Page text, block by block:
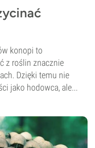
konopi to
z roślin znacznie
Dzięki temu nie
jako hodowca, ale...